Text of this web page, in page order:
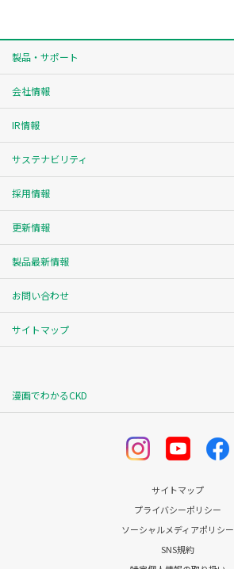
製品・サポート
会社情報
IR情報
サステナビリティ
採用情報
更新情報
製品最新情報
お問い合わせ
サイトマップ
漫画でわかるCKD
サイトマップ
プライバシーポリシー
ソーシャルメディアポリシー
SNS規約